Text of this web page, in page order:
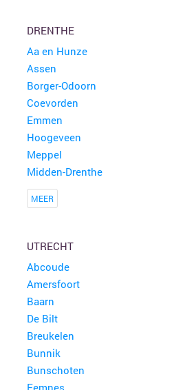
DRENTHE
Aa en Hunze
Assen
Borger-Odoorn
Coevorden
Emmen
Hoogeveen
Meppel
Midden-Drenthe
MEER
UTRECHT
Abcoude
Amersfoort
Baarn
De Bilt
Breukelen
Bunnik
Bunschoten
Eemnes